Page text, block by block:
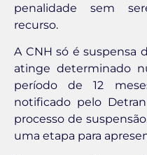
penalidade sem
recurso.
A CNH só é suspensa
atinge determinado
período de 12
notificado pelo
processo de
uma etapa para